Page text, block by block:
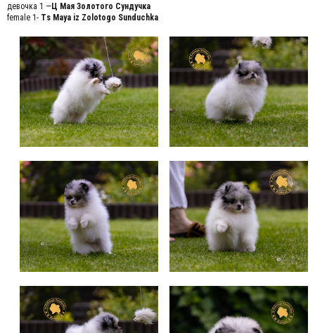
девочка 1 —Ц Мая Золотого Сундучка
female 1- Ts Maya iz Zolotogo Sunduchka